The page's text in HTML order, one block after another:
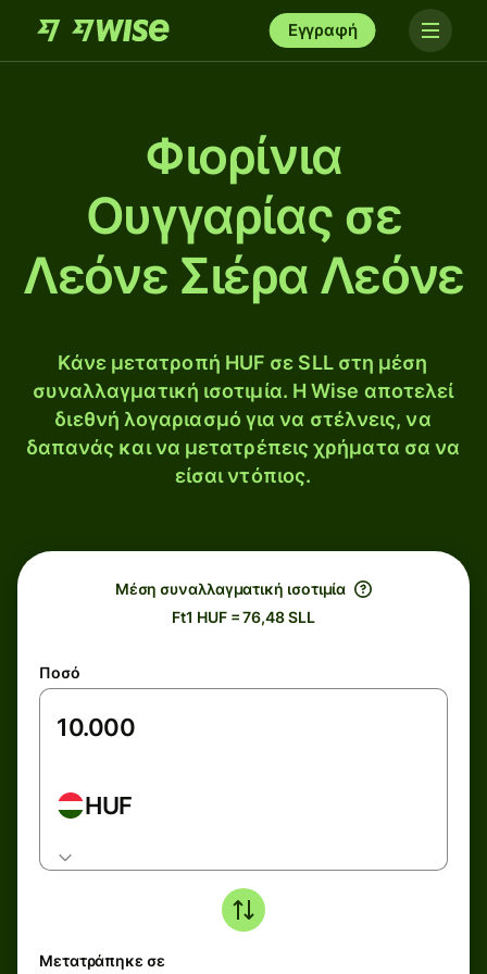
Εγγραφή
Φιορίνια
Ουγγαρίας σε
Λεόνε Σιέρα Λεόνε
Κάνε μετατροπή HUF σε SLL στη μέση
συναλλαγματική ισοτιμία. Η Wise αποτελεί
διεθνή λογαριασμό για να στέλνεις, να
δαπανάς και να μετατρέπεις χρήματα σα να
είσαι ντόπιος.
Μέση συναλλαγματική ισοτιμία
Ft1 HUF = 76,48 SLL
Ποσό
HUF
Μετατράπηκε σε